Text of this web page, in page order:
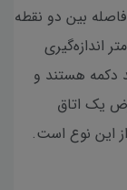
بین دو نقطه
60 متر، با دقت +/- 2 میلی‌متر اندازه‌گیری
دکمه هستند و
یک اتاق